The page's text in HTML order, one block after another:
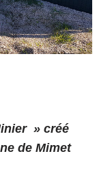
» créé
de Mimet